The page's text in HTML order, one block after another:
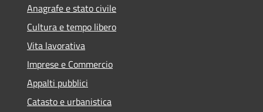
Anagrafe e stato civile
Cultura e tempo libero
Vita lavorativa
Imprese e Commercio
Appalti pubblici
Catasto e urbanistica